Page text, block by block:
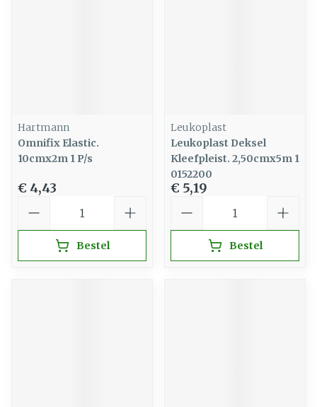
Hartmann
Omnifix Elastic.
10cmx2m 1 P/s
€ 4,43
Bestel
Leukoplast
Leukoplast Deksel
Kleefpleist. 2,50cmx5m 1
0152200
€ 5,19
Bestel